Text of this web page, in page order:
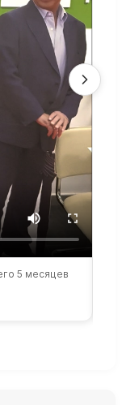
5 месяцев